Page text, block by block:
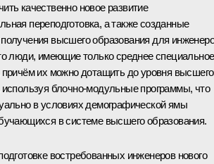
качественно новое развитие
переподготовка, а также созданные
высшего образования для
люди, имеющие только среднее специальное
причём их можно дотащить до уровня высшего
используя блочно-модульные программы, что
в условиях демографической ямы
в системе высшего образования.
востребованных инженеров нового